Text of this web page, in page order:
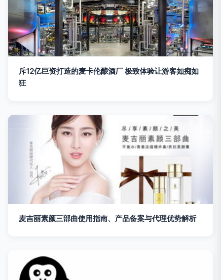
斥12亿巨资打造的麦卡伦酿酒厂 极致体验让游客如痴如
狂
麦吉丽素颜三部曲使用指南、产品备案与代理优势解析